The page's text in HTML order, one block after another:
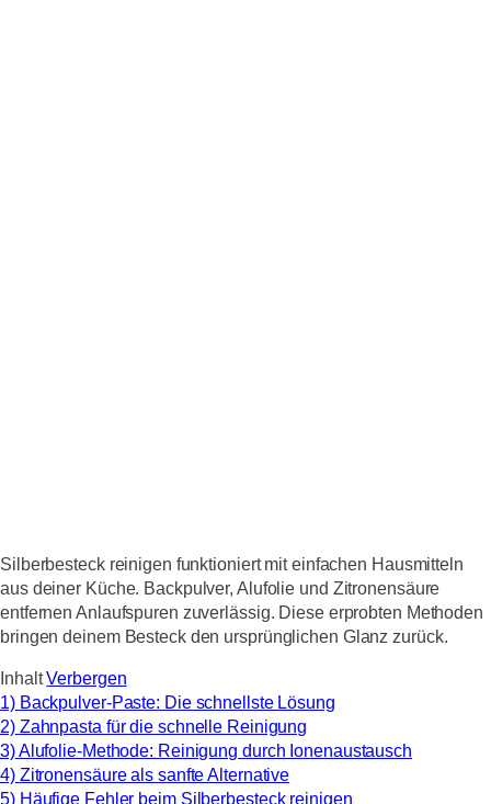
Silberbesteck reinigen funktioniert mit einfachen Hausmitteln
aus deiner Küche. Backpulver, Alufolie und Zitronensäure
entfernen Anlaufspuren zuverlässig. Diese erprobten Methoden
bringen deinem Besteck den ursprünglichen Glanz zurück.
Inhalt Verbergen
1) Backpulver-Paste: Die schnellste Lösung
2) Zahnpasta für die schnelle Reinigung
3)Alufolie-Methode: Reinigung durch Ionenaustausch
4) Zitronensäure als sanfte Alternative
5) Häufige Fehler beim Silberbesteck reinigen